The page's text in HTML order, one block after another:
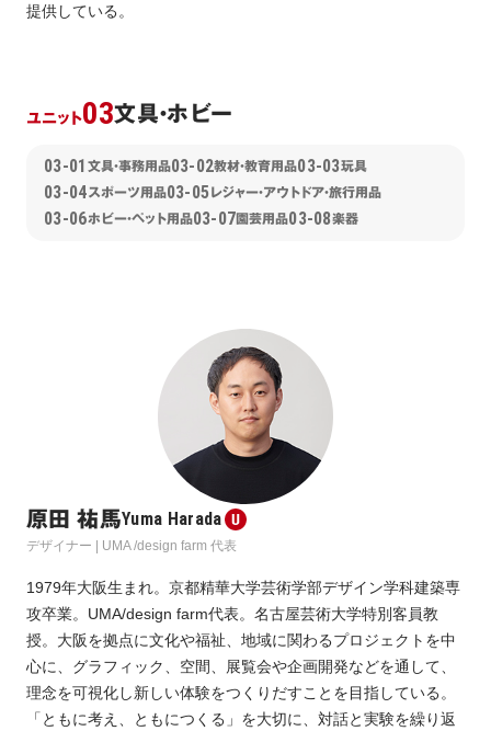
提供している。
ユニット03文具・ホビー
03-01 文具・事務用品03-02教材・教育用品03-03玩具
03-04スポーツ用品03-05レジャー・アウトドア・旅行用品
03-06ホビー・ペット用品03-07園芸用品03-08楽器
原田 祐馬Yuma Harada
デザイナー | UMA /design farm 代表
1979年大阪生まれ。京都精華大学芸術学部デザイン学科建築専
攻卒業。UMA/design farm代表。名古屋芸術大学特別客員教
授。大阪を拠点に文化や福祉、地域に関わるプロジェクトを中
心に、グラフィック、空間、展覧会や企画開発などを通して、
理念を可視化し新しい体験をつくりだすことを目指している。
「ともに考え、ともにつくる」を大切に、対話と実験を繰り返